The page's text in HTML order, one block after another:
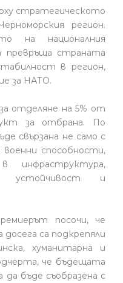
стратегическото
регион.
на националния
страната
в регион,
за НАТО.
отделяне на 5% от
за отбрана. По
свързана не само с
способности,
устойчивост и
посочи, че
са подкрепяли
хуманитарна и
че бъдещата
бъде съобразена с